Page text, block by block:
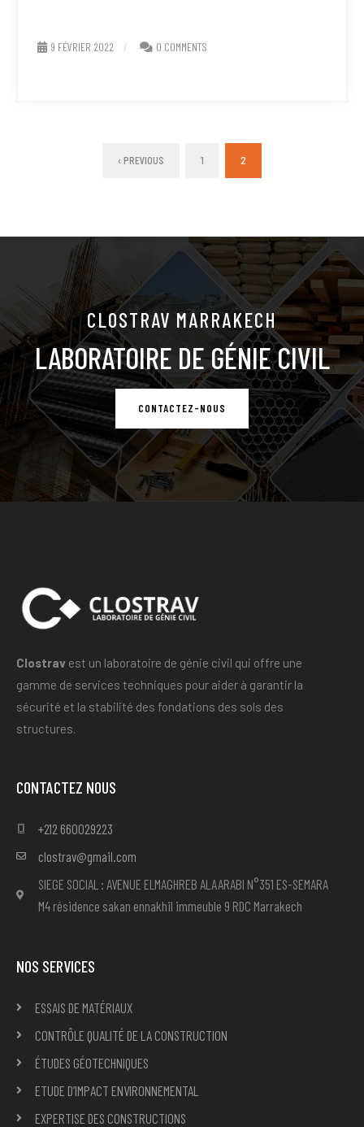
9 FÉVRIER 2022 0 COMMENTS
‹ PREVIOUS 1 2
CLOSTRAV MARRAKECH
LABORATOIRE DE GÉNIE CIVIL
CONTACTEZ-NOUS
Clostrav est un laboratoire de génie civil qui offre une
gamme de services techniques pour aider à garantir la
sécurité et la stabilité des fondations des sols des
structures.
CONTACTEZ NOUS
+212 660029223
clostrav@gmail.com
SIEGE SOCIAL : AVENUE ELMAGHREB ALAARABI N°351 ES-SEMARA
M4 résidence sakan ennakhil immeuble 9 RDC Marrakech
NOS SERVICES
ESSAIS DE MATÉRIAUX
CONTRÔLE QUALITÉ DE LA CONSTRUCTION
ÉTUDES GÉOTECHNIQUES
ETUDE D’IMPACT ENVIRONNEMENTAL
EXPERTISE DES CONSTRUCTIONS